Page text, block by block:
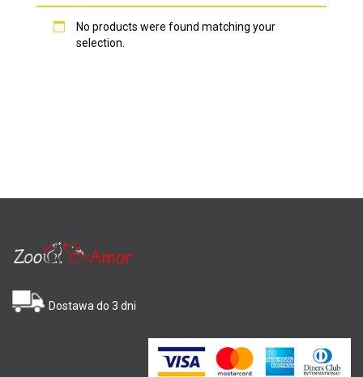
No products were found matching your
selection.
Dostawa do 3 dni